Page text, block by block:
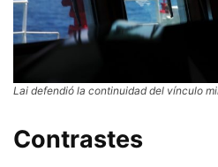
Lai defendió la continuidad del vínculo
Contrastes